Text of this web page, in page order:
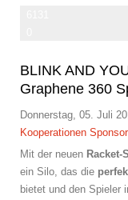
BLINK AND
Graphene 360
Donnerstag, 05. Juli
Kooperationen
Mit der neuen Racket-
ein Silo, das die
bietet und den Spieler